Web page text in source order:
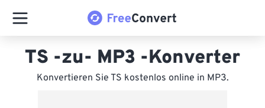
TS -zu- MP3 -Konverter
Konvertieren Sie TS kostenlos online in MP3.